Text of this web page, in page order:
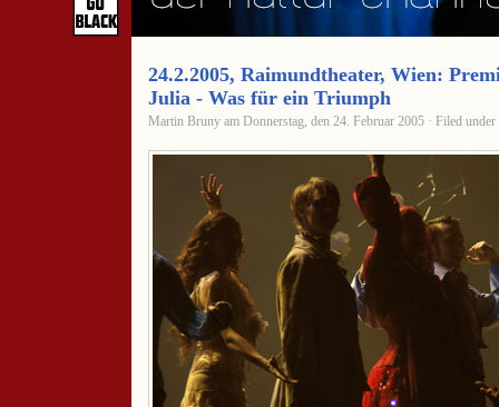
24.2.2005, Raimundtheater, Wien:
Julia - Was für ein Triumph
Martin Bruny am Donnerstag, den 24. Februar 2005 · Filed under